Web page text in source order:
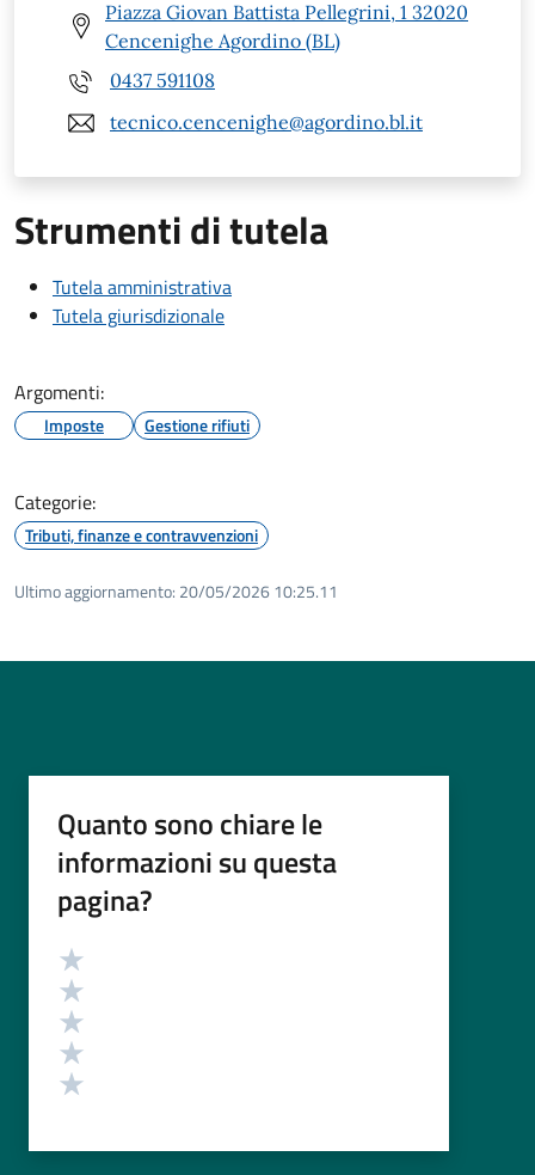
Piazza Giovan Battista Pellegrini, 1 32020
Cencenighe Agordino (BL)
0437 591108
tecnico.cencenighe@agordino.bl.it
Strumenti di tutela
Tutela amministrativa
Tutela giurisdizionale
Argomenti:
Imposte Gestione rifiuti
Categorie:
Tributi, finanze e contravvenzioni
Ultimo aggiornamento: 20/05/2026 10:25.11
Quanto sono chiare le
informazioni su questa
pagina?
Valutazione